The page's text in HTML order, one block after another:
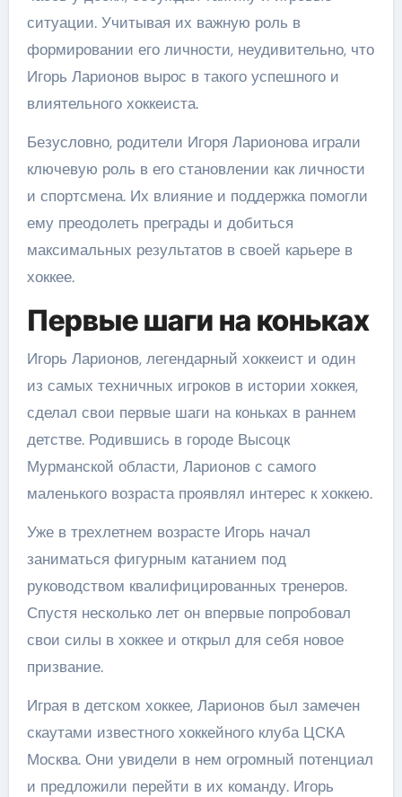
ситуации. Учитывая их важную роль в
формировании его личности, неудивительно, что
Игорь Ларионов вырос в такого успешного и
влиятельного хоккеиста.
Безусловно, родители Игоря Ларионова играли
ключевую роль в его становлении как личности
и спортсмена. Их влияние и поддержка помогли
ему преодолеть преграды и добиться
максимальных результатов в своей карьере в
хоккее.
Первые шаги на коньках
Игорь Ларионов, легендарный хоккеист и один
из самых техничных игроков в истории хоккея,
сделал свои первые шаги на коньках в раннем
детстве. Родившись в городе Высоцк
Мурманской области, Ларионов с самого
маленького возраста проявлял интерес к хоккею.
Уже в трехлетнем возрасте Игорь начал
заниматься фигурным катанием под
руководством квалифицированных тренеров.
Спустя несколько лет он впервые попробовал
свои силы в хоккее и открыл для себя новое
призвание.
Играя в детском хоккее, Ларионов был замечен
скаутами известного хоккейного клуба ЦСКА
Москва. Они увидели в нем огромный потенциал
и предложили перейти в их команду. Игорь